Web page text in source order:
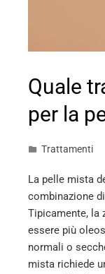
Quale
per la
Trattamenti
La pelle mista
combinazione
Tipicamente, la
essere più
normali o
mista richiede